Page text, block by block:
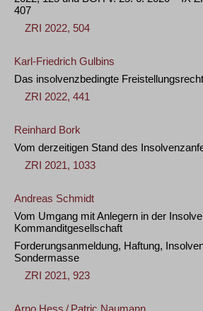
407
ZRI 2022, 504
Karl-Friedrich Gulbins
Das insolvenzbedingte
ZRI 2022, 441
Reinhard Bork
Vom derzeitigen Stand des
ZRI 2021, 1033
Andreas Schmidt
Vom Umgang mit Anlegern in der
Kommanditgesellschaft
Forderungsanmeldung, Haftung,
Sondermasse
ZRI 2021, 923
Arno Hess / Patric Naumann